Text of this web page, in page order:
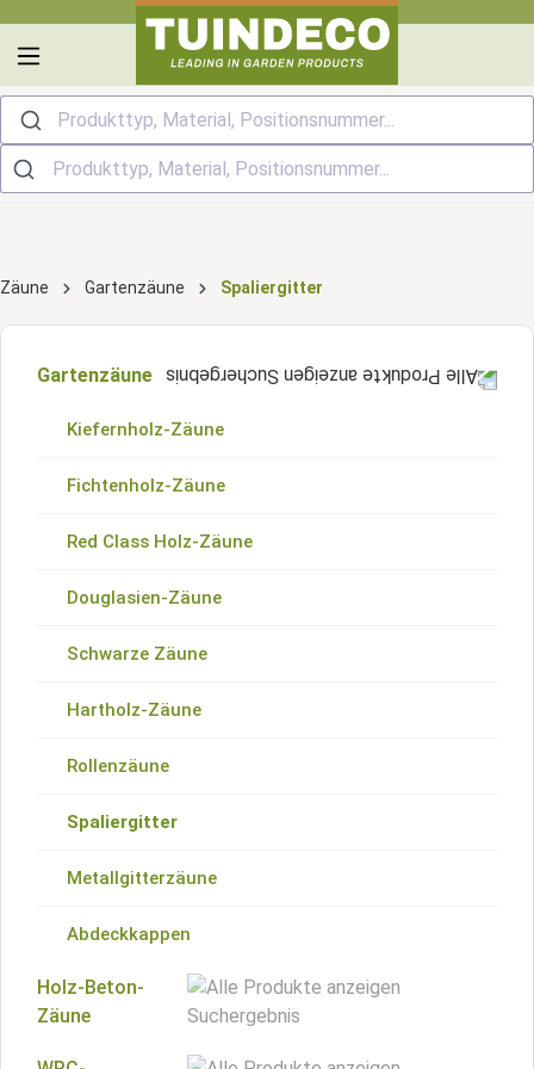
springen
Produkttyp, Material, Positionsnummer...
Zäune Gartenzäune Spaliergitter
Gartenzäune
Kiefernholz-Zäune
Fichtenholz-Zäune
Red Class Holz-Zäune
Douglasien-Zäune
Schwarze Zäune
Hartholz-Zäune
Rollenzäune
Spaliergitter
Metallgitterzäune
Abdeckkappen
Holz-Beton-
Zäune